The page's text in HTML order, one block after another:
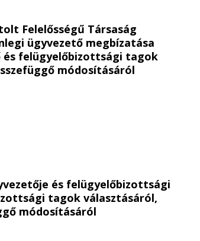
Felelősségű Társaság
ügyvezető megbízatása
és felügyelőbizottsági tagok
módosításáról
és felügyelőbizottsági
tagok választásáról,
módosításáról